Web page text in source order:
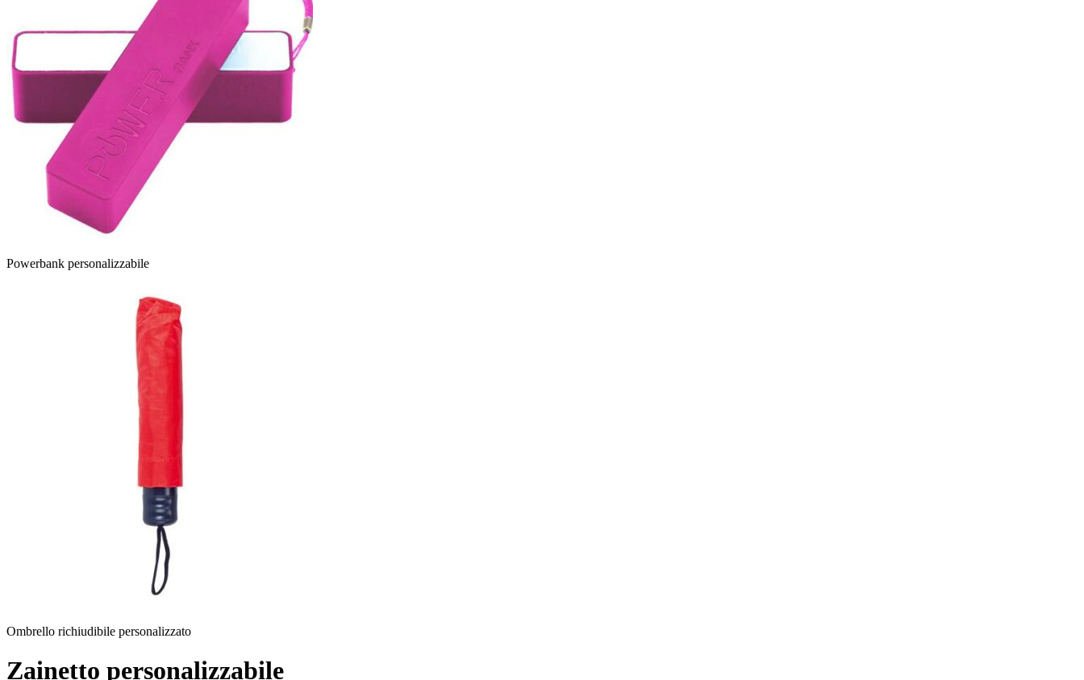
Powerbank personalizzabile
Ombrello richiudibile personalizzato
Zainetto personalizzabile